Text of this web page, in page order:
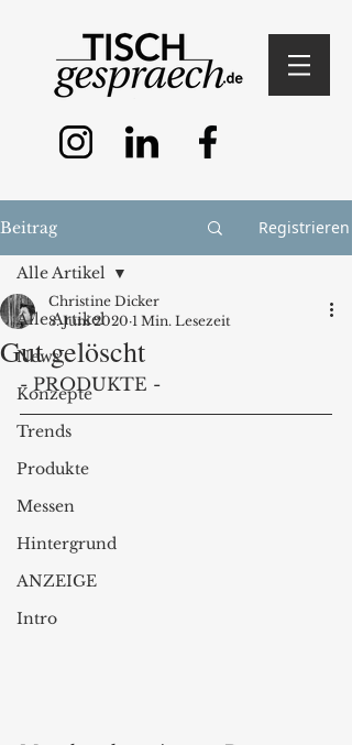
Beitrag Registrieren
Alle Artikel
News
Konzepte
Trends
Produkte
Messen
Hintergrund
ANZEIGE
Intro
Alle Artikel
Gut gelöscht
Christine Dicker
8. Juni 2020 1 Min. Lesezeit
- PRODUKTE -